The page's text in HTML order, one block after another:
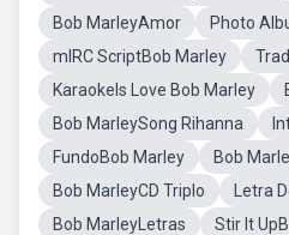
Bob MarleyAmor
Photo
mIRC ScriptBob Marley
KaraokeIs Love Bob Marley
Bob MarleySong Rihanna
FundoBob Marley
Bob
Bob MarleyCD Triplo
Letra
Bob MarleyLetras
Stir It